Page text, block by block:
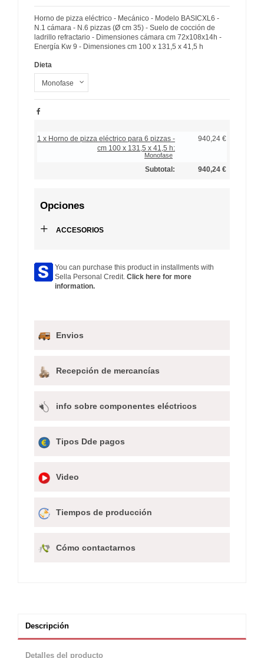
Horno de pizza eléctrico - Mecánico - Modelo BASICXL6 -
N.1 cámara - N.6 pizzas (Ø cm 35) - Suelo de cocción de
ladrillo refractario - Dimensiones cámara cm 72x108x14h -
Energía Kw 9 - Dimensiones cm 100 x 131,5 x 41,5 h
Dieta
1 x Horno de pizza eléctrico para 6 pizzas -
cm 100 x 131,5 x 41,5 h:
Monofase
940,24 €
Subtotal: 940,24 €
Opciones
+ ACCESORIOS
You can purchase this product in installments with
Sella Personal Credit. Click here for more
information.
Envios
Recepción de mercancías
info sobre componentes eléctricos
Tipos Dde pagos
Video
Tiempos de producción
Cómo contactarnos
Descripción
Detalles del producto